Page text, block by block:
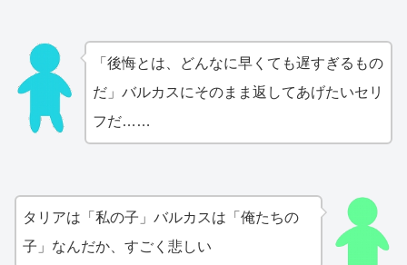
「後悔とは、どんなに早くても遅すぎるもの
だ」バルカスにそのまま返してあげたいセリ
フだ……
タリアは「私の子」バルカスは「俺たちの
子」なんだか、すごく悲しい